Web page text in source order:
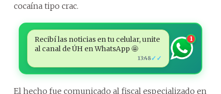
cocaína tipo crac.
Recibí las noticias en tu celular, unite
al canal de ÚH en WhatsApp 🤩
13:48✓✓
1
El hecho fue comunicado al fiscal especializado en